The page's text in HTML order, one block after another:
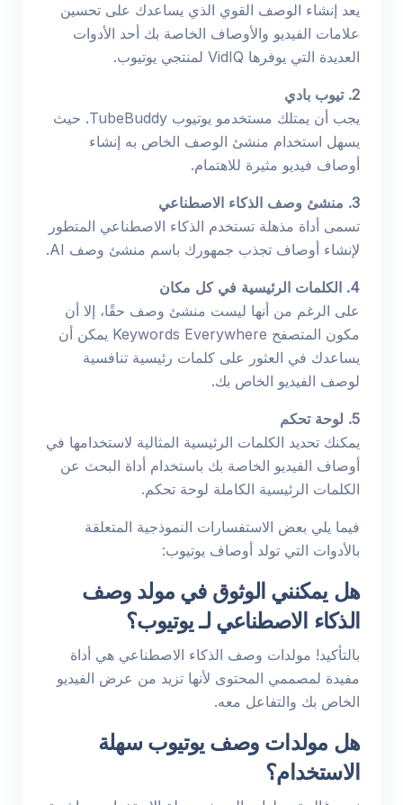
يعد إنشاء الوصف القوي الذي يساعدك على تحسين
علامات الفيديو والأوصاف الخاصة بك أحد الأدوات
العديدة التي يوفرها VidIQ لمنتجي يوتيوب.
2. تيوب بادي
يجب أن يمتلك مستخدمو يوتيوب TubeBuddy. حيث
يسهل استخدام منشئ الوصف الخاص به إنشاء
أوصاف فيديو مثيرة للاهتمام.
3. منشئ وصف الذكاء الاصطناعي
تسمى أداة مذهلة تستخدم الذكاء الاصطناعي المتطور
لإنشاء أوصاف تجذب جمهورك باسم منشئ وصف AI.
4. الكلمات الرئيسية في كل مكان
على الرغم من أنها ليست منشئ وصف حقًا، إلا أن
مكون المتصفح Keywords Everywhere يمكن أن
يساعدك في العثور على كلمات رئيسية تنافسية
لوصف الفيديو الخاص بك.
5. لوحة تحكم
يمكنك تحديد الكلمات الرئيسية المثالية لاستخدامها في
أوصاف الفيديو الخاصة بك باستخدام أداة البحث عن
الكلمات الرئيسية الكاملة لوحة تحكم.
فيما يلي بعض الاستفسارات النموذجية المتعلقة
بالأدوات التي تولد أوصاف يوتيوب:
هل يمكنني الوثوق في مولد وصف
الذكاء الاصطناعي لـ يوتيوب؟
بالتأكيد! مولدات وصف الذكاء الاصطناعي هي أداة
مفيدة لمصممي المحتوى لأنها تزيد من عرض الفيديو
الخاص بك والتفاعل معه.
هل مولدات وصف يوتيوب سهلة
الاستخدام؟